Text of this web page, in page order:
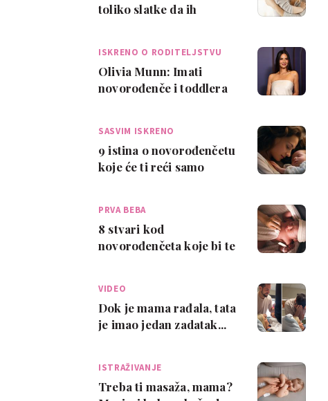
toliko slatke da ih
ISKRENO O RODITELJSTVU
Olivia Munn: Imati
novorođenče i toddlera
SASVIM ISKRENO
9 istina o novorođenčetu
koje će ti reći samo
PRVA BEBA
8 stvari kod
novorođenčeta koje bi te
VIDEO
Dok je mama rađala, tata
je imao jedan zadatak...
ISTRAŽIVANJE
Treba ti masaža, mama?